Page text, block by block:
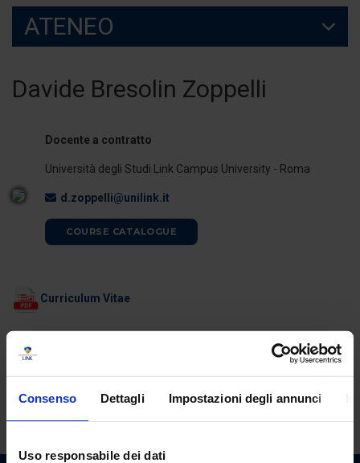
Consenso Dettagli Impostazioni degli annunci
Uso responsabile dei dati
ATENEO
Davide Bresolin Zoppelli
Docente a contratto
Università degli Studi Link Campus University - Roma
d.zoppelli@unilink.it
COURSE CATALOGUE
Curriculum Vitae
ORARI DI RICEVIMENTO
invio di email.